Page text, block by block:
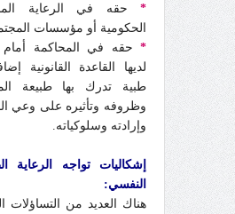
* حقه في الرعاية
الحكومية أو مؤسسات
* حقه في المحاكمة
لديها القاعدة القانونية
طبية تدرك بها طبيعة
وظروفه وتأثيره على وعي
وإرادته وسلوكياته.
إشكاليات تواجه الرعاية
النفسي:
هناك العديد من التساؤلات